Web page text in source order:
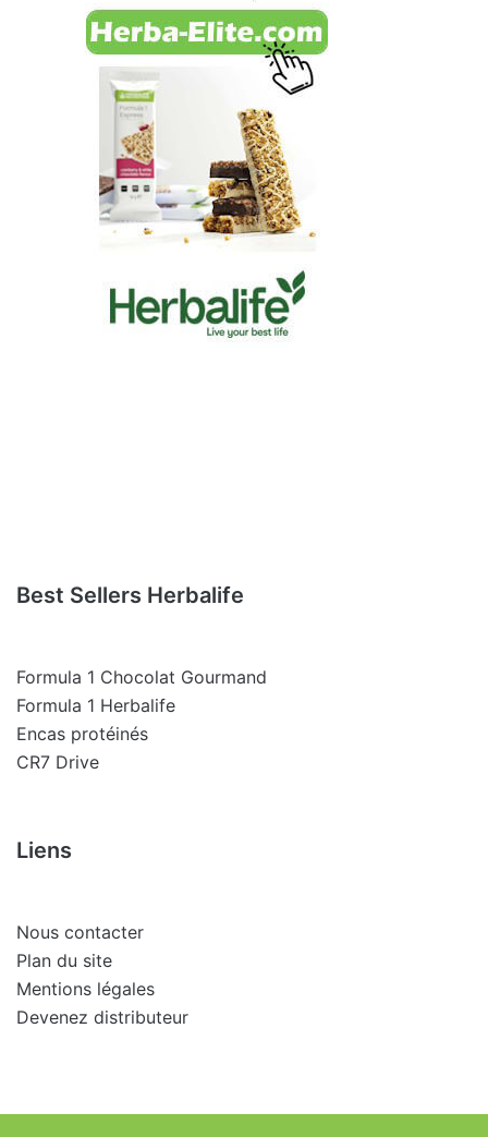
Best Sellers Herbalife
Formula 1 Chocolat Gourmand
Formula 1 Herbalife
Encas protéinés
CR7 Drive
Liens
Nous contacter
Plan du site
Mentions légales
Devenez distributeur